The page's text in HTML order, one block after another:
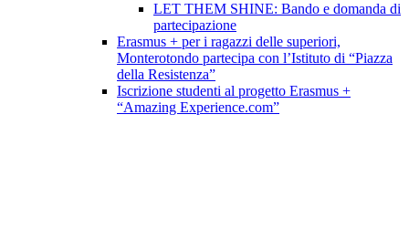
LET THEM SHINE: Bando e domanda di
partecipazione
Erasmus + per i ragazzi delle superiori,
Monterotondo partecipa con l’Istituto di “Piazza
della Resistenza”
Iscrizione studenti al progetto Erasmus +
“Amazing Experience.com”